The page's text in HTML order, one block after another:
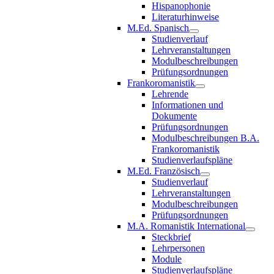
Hispanophonie
Literaturhinweise
M.Ed. Spanisch
Studienverlauf
Lehrveranstaltungen
Modulbeschreibungen
Prüfungsordnungen
Frankoromanistik
Lehrende
Informationen und
Dokumente
Prüfungsordnungen
Modulbeschreibungen B.A.
Frankoromanistik
Studienverlaufspläne
M.Ed. Französisch
Studienverlauf
Lehrveranstaltungen
Modulbeschreibungen
Prüfungsordnungen
M.A. Romanistik International
Steckbrief
Lehrpersonen
Module
Studienverlaufspläne